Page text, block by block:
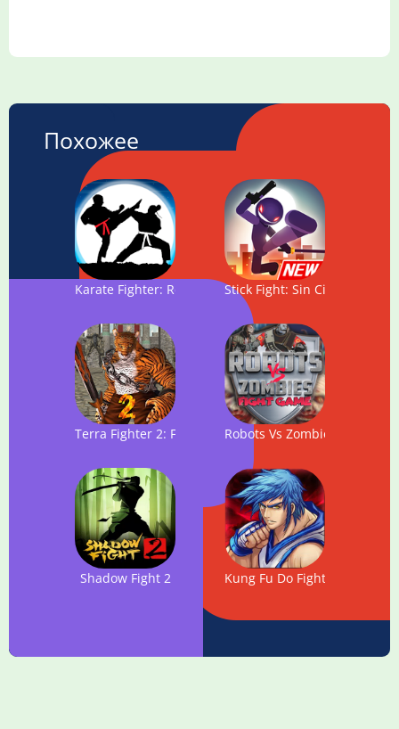
Похожее
Karate Fighter: Real battlesStick Fight: Sin City
Terra Fighter 2: Fight BeginsRobots Vs Zombies: Fight
Shadow Fight 2 Kung Fu Do Fighting